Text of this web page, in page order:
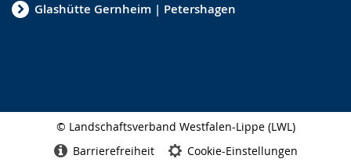
Glashütte Gernheim | Petershagen
© Landschaftsverband Westfalen-Lippe (LWL)
Barrierefreiheit Cookie-Einstellungen